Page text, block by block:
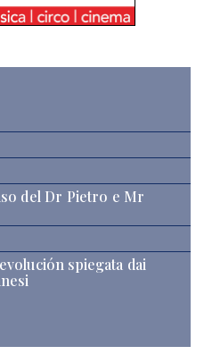
del Dr Pietro e Mr
spiegata dai